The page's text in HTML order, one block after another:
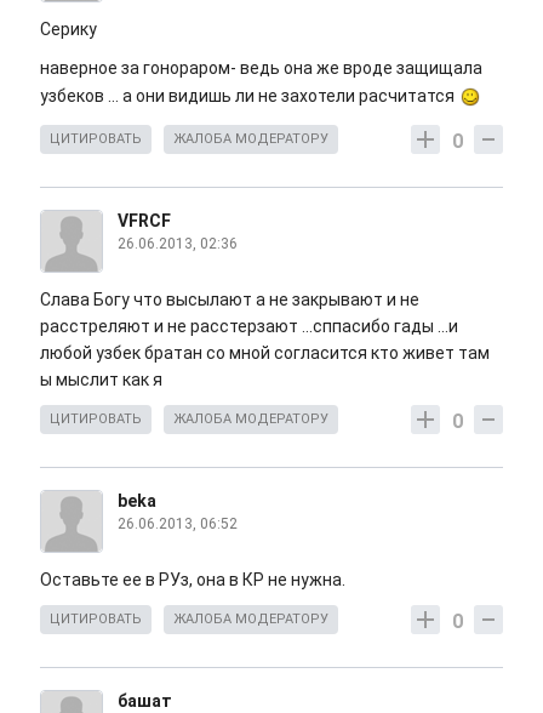
Серику
наверное за гонораром- ведь она же вроде защищала
узбеков ... а они видишь ли не захотели расчитатся
0
ЦИТИРОВАТЬ ЖАЛОБА МОДЕРАТОРУ
VFRCF
26.06.2013, 02:36
Слава Богу что высылают а не закрывают и не
расстреляют и не расстерзают ...сппасибо гады ...и
любой узбек братан со мной согласится кто живет там
ы мыслит как я
0
ЦИТИРОВАТЬ ЖАЛОБА МОДЕРАТОРУ
beka
26.06.2013, 06:52
Оставьте ее в РУз, она в КР не нужна.
0
ЦИТИРОВАТЬ ЖАЛОБА МОДЕРАТОРУ
башат